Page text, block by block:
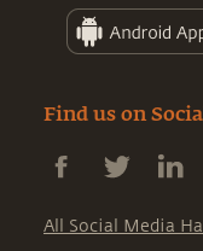
Find us on
All Social Media